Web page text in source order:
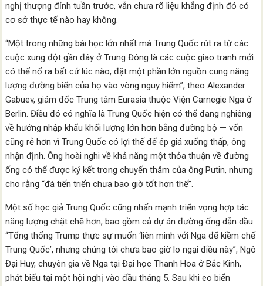
nghị thượng đỉnh tuần trước, vẫn chưa rõ liệu khẳng định đó có
cơ sở thực tế nào hay không.
“Một trong những bài học lớn nhất mà Trung Quốc rút ra từ các
cuộc xung đột gần đây ở Trung Đông là các cuộc giao tranh mới
có thể nổ ra bất cứ lúc nào, đặt một phần lớn nguồn cung năng
lượng đường biển của họ vào vòng nguy hiểm”, theo Alexander
Gabuev, giám đốc Trung tâm Eurasia thuộc Viện Carnegie Nga ở
Berlin. Điều đó có nghĩa là Trung Quốc hiện có thể đang nghiêng
về hướng nhập khẩu khối lượng lớn hơn bằng đường bộ — vốn
cũng rẻ hơn vì Trung Quốc có lợi thế để ép giá xuống thấp, ông
nhận định. Ông hoài nghi về khả năng một thỏa thuận về đường
ống có thể được ký kết trong chuyến thăm của ông Putin, nhưng
cho rằng “đà tiến triển chưa bao giờ tốt hơn thế”.
Một số học giả Trung Quốc cũng nhấn mạnh triển vọng hợp tác
năng lượng chặt chẽ hơn, bao gồm cả dự án đường ống dẫn dầu.
“Tổng thống Trump thực sự muốn ‘liên minh với Nga để kiềm chế
Trung Quốc’, nhưng chúng tôi chưa bao giờ lo ngại điều này”, Ngô
Đại Huy, chuyên gia về Nga tại Đại học Thanh Hoa ở Bắc Kinh,
phát biểu tại một hội nghị vào đầu tháng 5. Sau khi eo biển